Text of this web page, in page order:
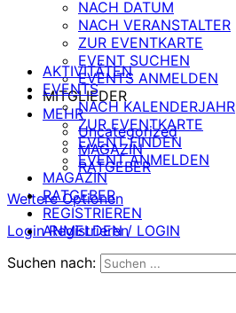
NACH DATUM
NACH VERANSTALTER
ZUR EVENTKARTE
EVENT SUCHEN
EVENTS ANMELDEN
MITGLIEDER
MEHR
Uncategorized
MAGAZIN
RATGEBER
Weitere Optionen
Login Registrieren
AKTIVITÄTEN
EVENTS
NACH KALENDERJAHR
ZUR EVENTKARTE
EVENT FINDEN
EVENT ANMELDEN
MAGAZIN
RATGEBER
REGISTRIEREN
ANMELDEN / LOGIN
Suchen nach: